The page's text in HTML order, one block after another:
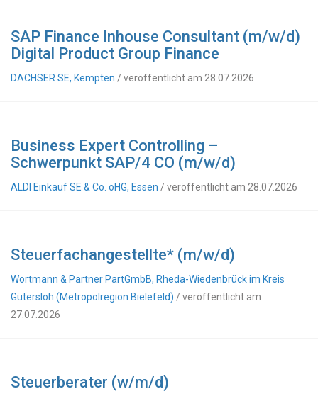
SAP Finance Inhouse Consultant (m/w/d)
Digital Product Group Finance
DACHSER SE, Kempten / veröffentlicht am 28.07.2026
Business Expert Controlling –
Schwerpunkt SAP/4 CO (m/w/d)
ALDI Einkauf SE & Co. oHG, Essen / veröffentlicht am 28.07.2026
Steuerfachangestellte* (m/w/d)
Wortmann & Partner PartGmbB, Rheda-Wiedenbrück im Kreis
Gütersloh (Metropolregion Bielefeld) / veröffentlicht am
27.07.2026
Steuerberater (w/m/d)